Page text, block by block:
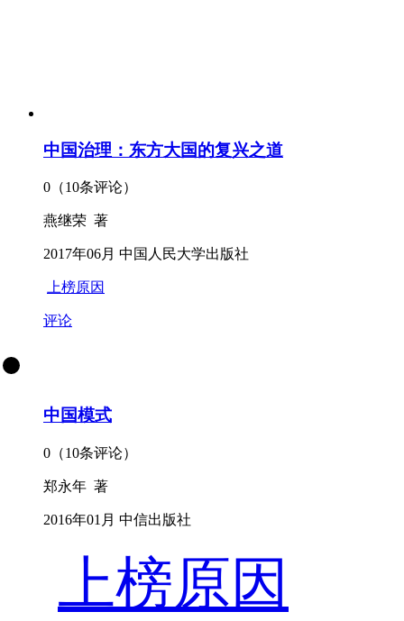
中国治理：东方大国的复兴之道
0（10条评论）
燕继荣 著
2017年06月 中国人民大学出版社
上榜原因
评论
中国模式
0（10条评论）
郑永年 著
2016年01月 中信出版社
上榜原因